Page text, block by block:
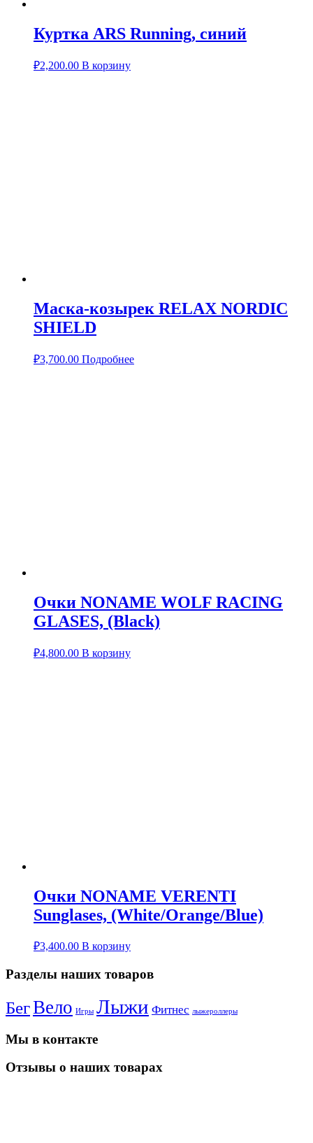
Куртка ARS Running, синий
₽2,200.00 В корзину
Маска-козырек RELAX NORDIC
SHIELD
₽3,700.00 Подробнее
Очки NONAME WOLF RACING
GLASES, (Black)
₽4,800.00 В корзину
Очки NONAME VERENTI
Sunglases, (White/Orange/Blue)
₽3,400.00 В корзину
Разделы наших товаров
БегВело Игры Лыжи Фитнес лыжероллеры
Мы в контакте
Отзывы о наших товарах